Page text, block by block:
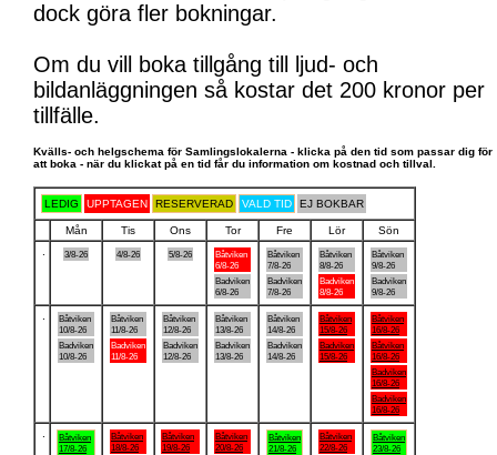
dock göra fler bokningar.
Om du vill boka tillgång till ljud- och
bildanläggningen så kostar det 200 kronor per
tillfälle.
Kvälls- och helgschema för Samlingslokalerna - klicka på den tid som passar dig för
att boka - när du klickat på en tid får du information om kostnad och tillval.
LEDIG UPPTAGEN RESERVERAD VALD TID EJ BOKBAR
Mån Tis Ons Tor Fre Lör
Sön
3/8-26 4/8-26 5/8-26
Båtviken
6/8-26
Badviken
6/8-26
Båtviken
7/8-26
Badviken
7/8-26
Båtviken
8/8-26
Badviken
8/8-26
Båtviken
9/8-26
Badviken
9/8-26
Båtviken
10/8-26
Badviken
10/8-26
Båtviken
11/8-26
Badviken
11/8-26
Båtviken
12/8-26
Badviken
12/8-26
Båtviken
13/8-26
Badviken
13/8-26
Båtviken
14/8-26
Badviken
14/8-26
Båtviken
15/8-26
Badviken
15/8-26
Båtviken
16/8-26
Båtviken
16/8-26
Badviken
16/8-26
Badviken
16/8-26
Båtviken
17/8-26
Båtviken
18/8-26
Båtviken
19/8-26
Båtviken
20/8-26
Båtviken
21/8-26
Båtviken
22/8-26
Båtviken
23/8-26